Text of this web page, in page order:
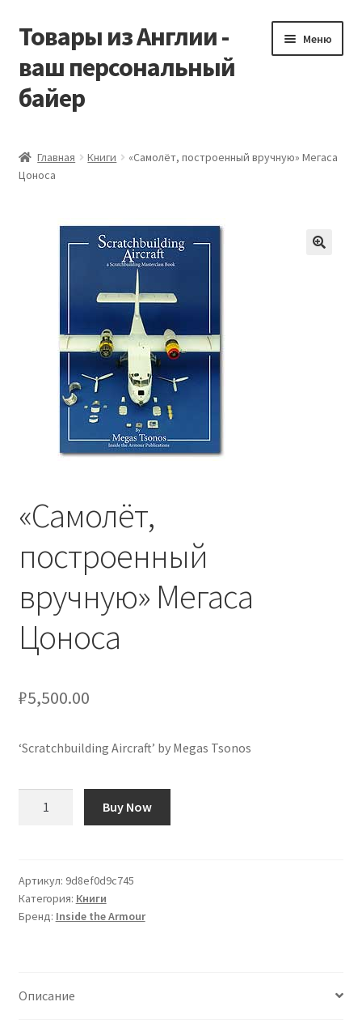
Перейти
навигации
Перейти
содержимому
Товары из Англии -
ваш персональный
байер
Меню
Виды доставки
Мой аккаунт
Отзывы
Оформление заказа
Скидки
Главная Книги
«Самолёт, построенный вручную» Мегаса
Цоноса
«Самолёт,
построенный
вручную» Мегаса
Цоноса
₽5,500.00
‘Scratchbuilding Aircraft’ by Megas Tsonos
вручную»
Мегаса
Цоноса
Buy Now
Артикул: 9d8ef0d9c745
Категория: Книги
Бренд: Inside the Armour
Описание